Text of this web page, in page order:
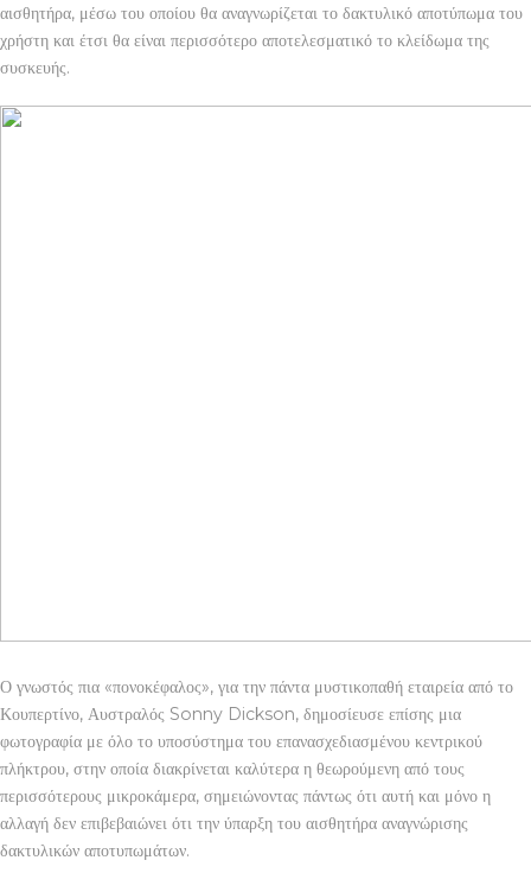
αισθητήρα, μέσω του οποίου θα αναγνωρίζεται το δακτυλικό αποτύπωμα του
χρήστη και έτσι θα είναι περισσότερο αποτελεσματικό το κλείδωμα της
συσκευής.
Ο γνωστός πια «πονοκέφαλος», για την πάντα μυστικοπαθή εταιρεία από το
Κουπερτίνο, Αυστραλός Sonny Dickson, δημοσίευσε επίσης μια
φωτογραφία με όλο το υποσύστημα του επανασχεδιασμένου κεντρικού
πλήκτρου, στην οποία διακρίνεται καλύτερα η θεωρούμενη από τους
περισσότερους μικροκάμερα, σημειώνοντας πάντως ότι αυτή και μόνο η
αλλαγή δεν επιβεβαιώνει ότι την ύπαρξη του αισθητήρα αναγνώρισης
δακτυλικών αποτυπωμάτων.